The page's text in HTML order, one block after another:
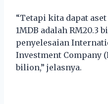
“Tetapi kita dapat
1MDB adalah RM20.3
penyelesaian
Investment Company
bilion,” jelasnya.